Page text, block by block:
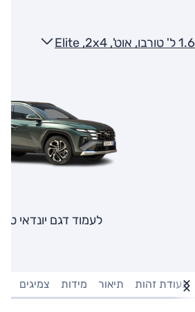
1.6 ל' טורבו, אוט', Elite ,2x4
לעמוד דגם יונדאי טוסון
תעודת זהות תיאור מידות צמיגים